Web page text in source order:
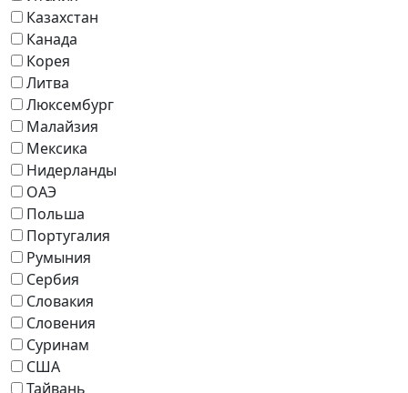
Казахстан
Канада
Корея
Литва
Люксембург
Малайзия
Мексика
Нидерланды
ОАЭ
Польша
Португалия
Румыния
Сербия
Словакия
Словения
Суринам
США
Тайвань